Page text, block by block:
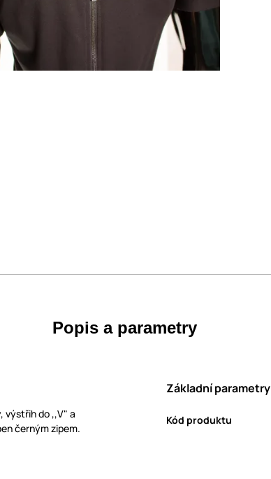
Popis a parametry
výstřih do ,,V" a
černým zipem.
Základní parametry
Kód produktu